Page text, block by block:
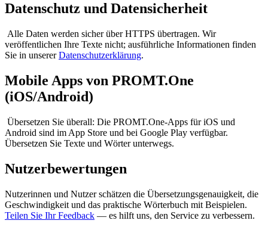
Datenschutz und Datensicherheit
Alle Daten werden sicher über HTTPS übertragen. Wir
veröffentlichen Ihre Texte nicht; ausführliche Informationen finden
Sie in unsererDatenschutzerklärung.
Mobile Apps von PROMT.One
(iOS/Android)
Übersetzen Sie überall: Die PROMT.One-Apps für iOS und
Android sind im App Store und bei Google Play verfügbar.
Übersetzen Sie Texte und Wörter unterwegs.
Nutzerbewertungen
Nutzerinnen und Nutzer schätzen die Übersetzungsgenauigkeit, die
Geschwindigkeit und das praktische Wörterbuch mit Beispielen.
Teilen Sie Ihr Feedback — es hilft uns, den Service zu verbessern.